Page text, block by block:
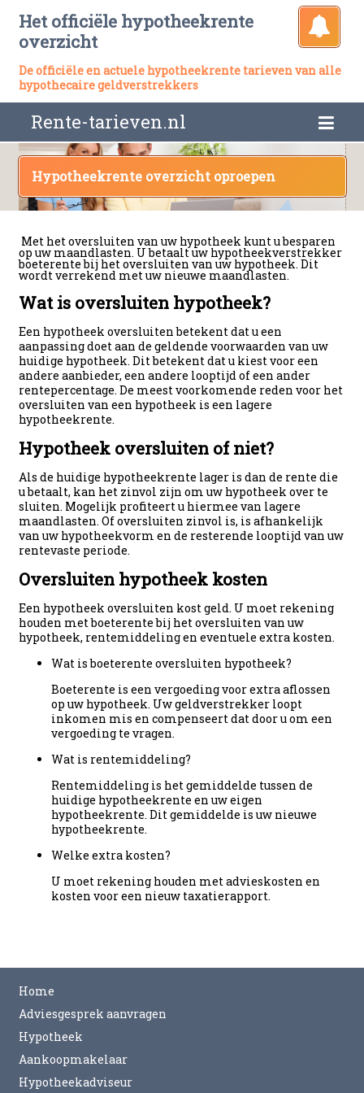
Het officiële hypotheekrente
overzicht
De officiële en actuele hypotheekrente tarieven van alle
hypothecaire geldverstrekkers
Rente-tarieven.nl
Hypotheekrente overzicht oproepen
Met het oversluiten van uw hypotheek kunt u besparen
op uw maandlasten. U betaalt uw hypotheekverstrekker
boeterente bij het oversluiten van uw hypotheek. Dit
wordt verrekend met uw nieuwe maandlasten.
Wat is oversluiten hypotheek?
Een hypotheek oversluiten betekent dat u een
aanpassing doet aan de geldende voorwaarden van uw
huidige hypotheek. Dit betekent dat u kiest voor een
andere aanbieder, een andere looptijd of een ander
rentepercentage. De meest voorkomende reden voor het
oversluiten van een hypotheek is een lagere
hypotheekrente.
Hypotheek oversluiten of niet?
Als de huidige hypotheekrente lager is dan de rente die
u betaalt, kan het zinvol zijn om uw hypotheek over te
sluiten. Mogelijk profiteert u hiermee van lagere
maandlasten. Of oversluiten zinvol is, is afhankelijk
van uw hypotheekvorm en de resterende looptijd van uw
rentevaste periode.
Oversluiten hypotheek kosten
Een hypotheek oversluiten kost geld. U moet rekening
houden met boeterente bij het oversluiten van uw
hypotheek, rentemiddeling en eventuele extra kosten.
Wat is boeterente oversluiten hypotheek?
Boeterente is een vergoeding voor extra aflossen
op uw hypotheek. Uw geldverstrekker loopt
inkomen mis en compenseert dat door u om een
vergoeding te vragen.
Wat is rentemiddeling?
Rentemiddeling is het gemiddelde tussen de
huidige hypotheekrente en uw eigen
hypotheekrente. Dit gemiddelde is uw nieuwe
hypotheekrente.
Welke extra kosten?
U moet rekening houden met advieskosten en
kosten voor een nieuw taxatierapport.
Home
Adviesgesprek aanvragen
Hypotheek
Aankoopmakelaar
Hypotheekadviseur